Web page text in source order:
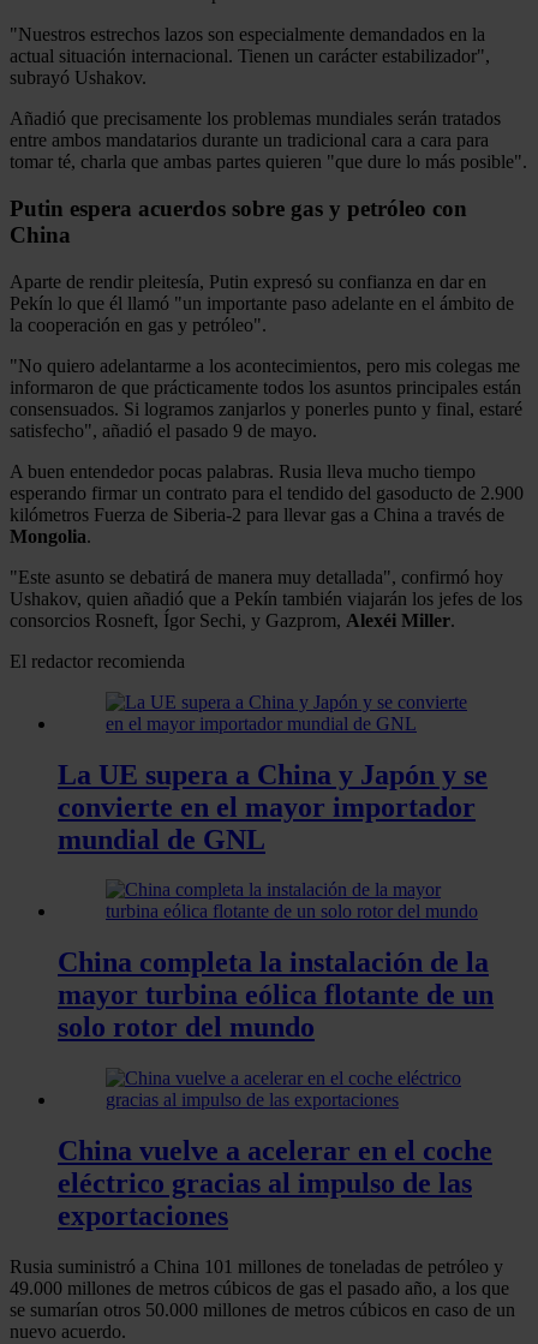
"Nuestros estrechos lazos son especialmente demandados en la
actual situación internacional. Tienen un carácter estabilizador",
subrayó Ushakov.
Añadió que precisamente los problemas mundiales serán tratados
entre ambos mandatarios durante un tradicional cara a cara para
tomar té, charla que ambas partes quieren "que dure lo más posible".
Putin espera acuerdos sobre gas y petróleo con
China
Aparte de rendir pleitesía, Putin expresó su confianza en dar en
Pekín lo que él llamó "un importante paso adelante en el ámbito de
la cooperación en gas y petróleo".
"No quiero adelantarme a los acontecimientos, pero mis colegas me
informaron de que prácticamente todos los asuntos principales están
consensuados. Si logramos zanjarlos y ponerles punto y final, estaré
satisfecho", añadió el pasado 9 de mayo.
A buen entendedor pocas palabras. Rusia lleva mucho tiempo
esperando firmar un contrato para el tendido del gasoducto de 2.900
kilómetros Fuerza de Siberia-2 para llevar gas a China a través de
Mongolia.
"Este asunto se debatirá de manera muy detallada", confirmó hoy
Ushakov, quien añadió que a Pekín también viajarán los jefes de los
consorcios Rosneft, Ígor Sechi, y Gazprom, Alexéi Miller.
El redactor recomienda
⁠La UE supera a China y Japón y se
convierte en el mayor importador
mundial de GNL
China completa la instalación de la
mayor turbina eólica flotante de un
solo rotor del mundo
China vuelve a acelerar en el coche
eléctrico gracias al impulso de las
exportaciones
Rusia suministró a China 101 millones de toneladas de petróleo y
49.000 millones de metros cúbicos de gas el pasado año, a los que
se sumarían otros 50.000 millones de metros cúbicos en caso de un
nuevo acuerdo.